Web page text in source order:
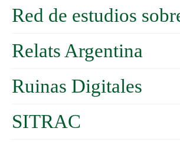
Red de estudios
Relats Argentina
Ruinas Digitales
SITRAC